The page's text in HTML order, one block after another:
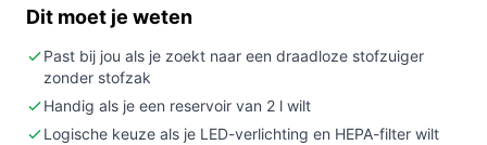
LED en specifieke functies voor tapijt, harde
vloeren en dierenharen.
Niet kopen als:
zonder tussentijds opladen en je meer dan 70
minuten onafgebroken nodig hebt op de hoogste
Dit moet je weten
Past bij jou als je zoekt naar een draadloze stofzuiger
zonder stofzak
Handig als je een reservoir van 2 l wilt
Logische keuze als je LED-verlichting en HEPA-filter wilt